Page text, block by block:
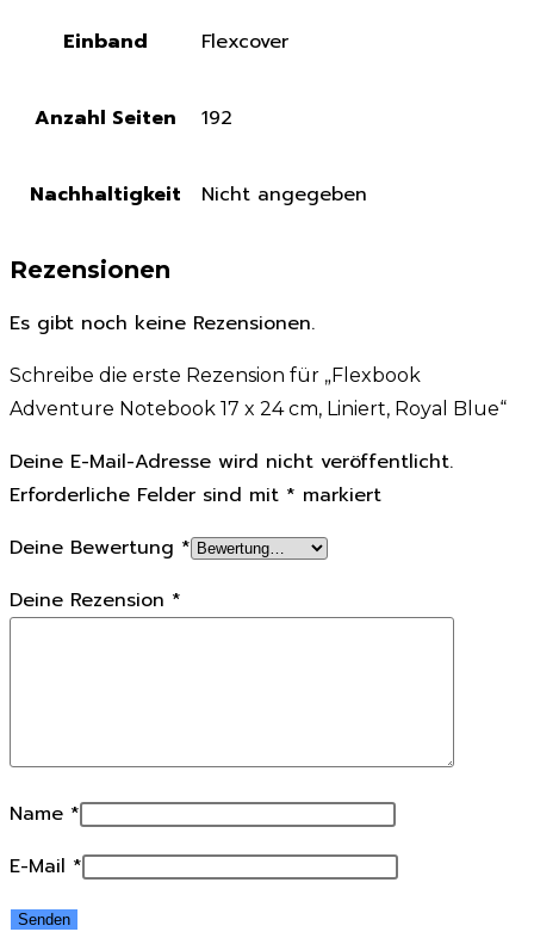
Einband Flexcover
Anzahl Seiten 192
Nachhaltigkeit Nicht angegeben
Rezensionen
Es gibt noch keine Rezensionen.
Schreibe die erste Rezension für „Flexbook
Adventure Notebook 17 x 24 cm, Liniert, Royal Blue“
Deine E-Mail-Adresse wird nicht veröffentlicht.
Erforderliche Felder sind mit * markiert
Deine Bewertung *
Deine Rezension *
Name *
E-Mail *